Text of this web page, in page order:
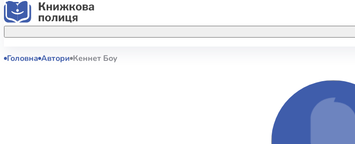
Акційні пропозиції
КНИГИ
Біблійне консультування
Головна Автори Кеннет Боу